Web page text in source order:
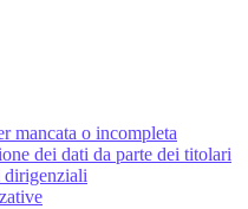
mancata o incompleta
dei dati da parte dei titolari